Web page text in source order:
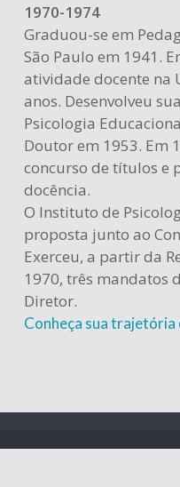
1970-1974
Graduou-se em
São Paulo em 1941.
atividade docente na
anos. Desenvolveu
Psicologia
Doutor em 1953. Em
concurso de títulos e
docência.
O Instituto de
proposta junto ao
Exerceu, a partir da
1970, três mandatos
Diretor.
Conheça sua trajetória